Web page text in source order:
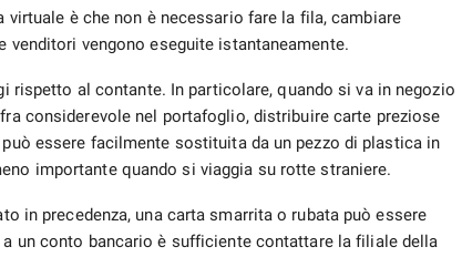
è che non è necessario fare la fila, cambiare
venditori vengono eseguite istantaneamente.
rispetto al contante. In particolare, quando si va in negozio
considerevole nel portafoglio, distribuire carte preziose
essere facilmente sostituita da un pezzo di plastica in
importante quando si viaggia su rotte straniere.
in precedenza, una carta smarrita o rubata può essere
un conto bancario è sufficiente contattare la filiale della